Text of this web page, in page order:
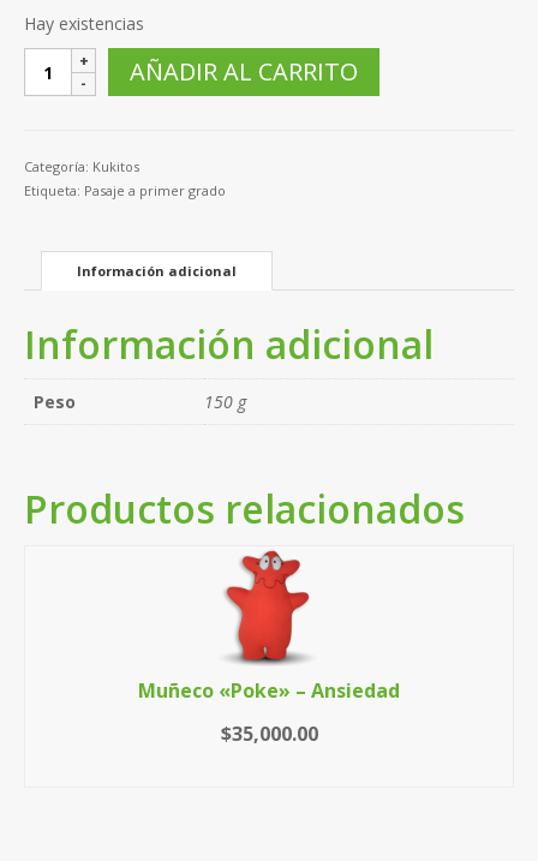
Hay existencias
Muñeco
"Leopoldo"
primer
grado
AÑADIR AL CARRITO
Categoría: Kukitos
Etiqueta: Pasaje a primer grado
Información adicional
Información adicional
Peso 150 g
Productos relacionados
Muñeco «Poke» – Ansiedad
$35,000.00